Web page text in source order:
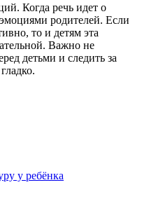
Когда речь идет о
родителей. Если
то и детям эта
Важно не
детьми и следить за
у ребёнка